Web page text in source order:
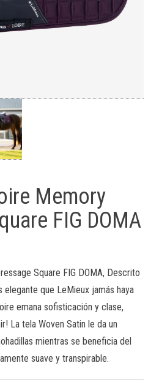
Memory
FIG DOMA
Square FIG DOMA, Descrito
que LeMieux jamás haya
emana sofisticación y clase,
La tela Woven Satin le da un
mientras se beneficia del
suave y transpirable.